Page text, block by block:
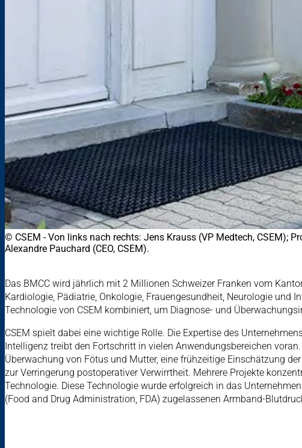
© CSEM - Von links nach rechts: Jens Krauss (VP Medtech, CSEM);
Alexandre Pauchard (CEO, CSEM).
Das BMCC wird jährlich mit 2 Millionen Schweizer Franken vom
Kardiologie, Pädiatrie, Onkologie, Frauengesundheit, Neurologie
Technologie von CSEM kombiniert, um Diagnose- und
CSEM spielt dabei eine wichtige Rolle. Die Expertise des
Intelligenz treibt den Fortschritt in vielen Anwendungsbereichen
Überwachung von Fötus und Mutter, eine frühzeitige Einschätzung
zur Verringerung postoperativer Verwirrtheit. Mehrere Projekte
Technologie. Diese Technologie wurde erfolgreich in das
(Food and Drug Administration, FDA) zugelassenen Armband-